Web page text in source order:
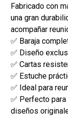
Fabricado con
una gran
acompañar
✅ Baraja
✅ Diseño
✅ Cartas
✅ Estuche
✅ Ideal para
✅ Perfecto
diseños